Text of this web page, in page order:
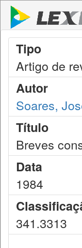
Tipo
Artigo de
Autor
Soares,
Título
Breves
Data
1984
341.3313